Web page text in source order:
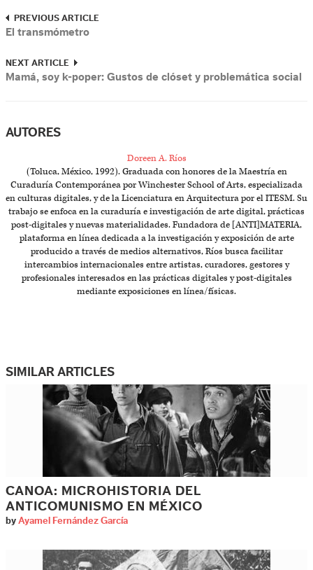
PREVIOUS ARTICLE
El transmómetro
NEXT ARTICLE
Mamá, soy k-poper: Gustos de clóset y problemática social
AUTORES
Doreen A. Ríos
(Toluca, México, 1992). Graduada con honores de la Maestría en
Curaduría Contemporánea por Winchester School of Arts, especializada
en culturas digitales, y de la Licenciatura en Arquitectura por el ITESM. Su
trabajo se enfoca en la curaduría e investigación de arte digital, prácticas
post-digitales y nuevas materialidades. Fundadora de [ANTI]MATERIA,
plataforma en línea dedicada a la investigación y exposición de arte
producido a través de medios alternativos, Ríos busca facilitar
intercambios internacionales entre artistas, curadores, gestores y
profesionales interesados en las prácticas digitales y post-digitales
mediante exposiciones en línea/físicas.
SIMILAR ARTICLES
CANOA: MICROHISTORIA DEL
ANTICOMUNISMO EN MÉXICO
by Ayamel Fernández García